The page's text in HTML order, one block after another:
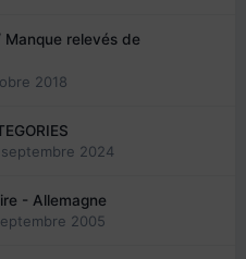
Manque relevés de
2018
2024
- Allemagne
2005